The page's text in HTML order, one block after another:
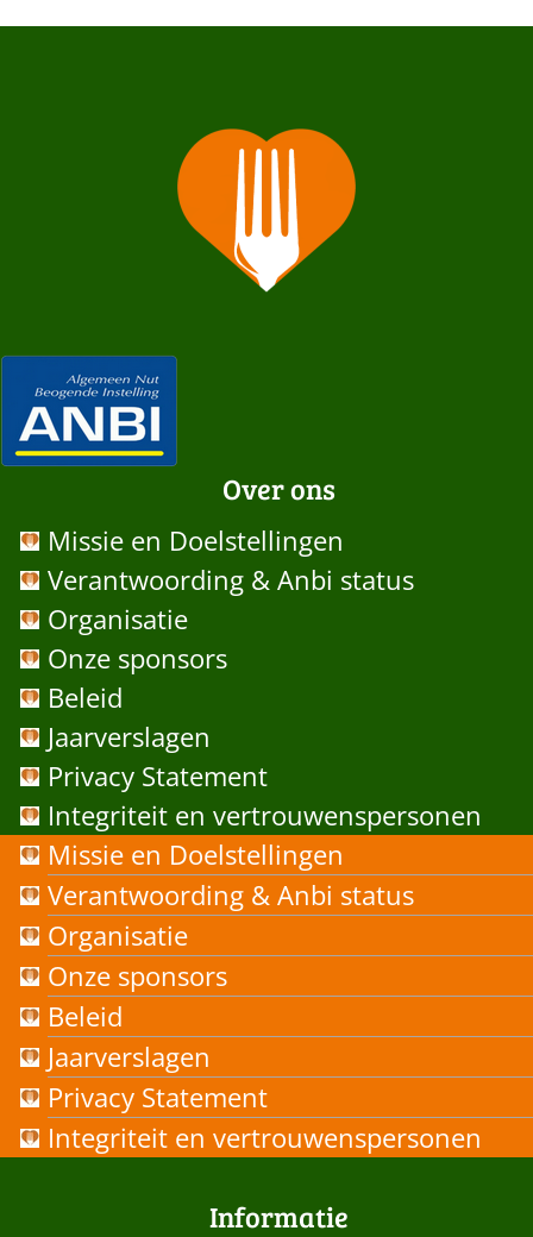
Over ons
Missie en Doelstellingen
Verantwoording & Anbi status
Organisatie
Onze sponsors
Beleid
Jaarverslagen
Privacy Statement
Integriteit en vertrouwenspersonen
Missie en Doelstellingen
Verantwoording & Anbi status
Organisatie
Onze sponsors
Beleid
Jaarverslagen
Privacy Statement
Integriteit en vertrouwenspersonen
Informatie